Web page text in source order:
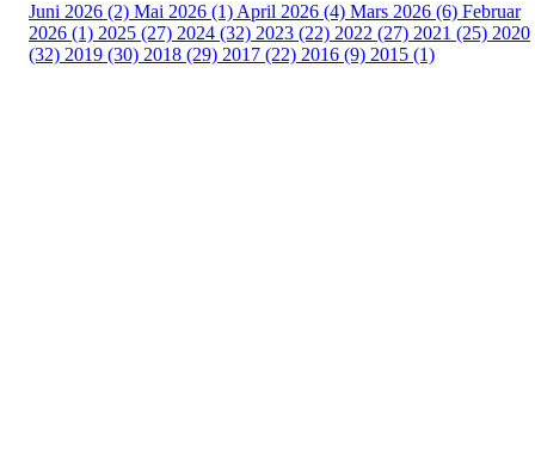
Juni 2026 (2) Mai 2026 (1) April 2026 (4) Mars 2026 (6) Februar
2026 (1) 2025 (27) 2024 (32) 2023 (22) 2022 (27) 2021 (25) 2020
(32) 2019 (30) 2018 (29) 2017 (22) 2016 (9) 2015 (1)